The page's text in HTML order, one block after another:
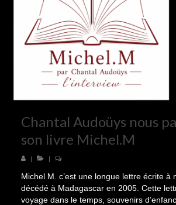
Chantal Audoüys nous
son livre Michel.M
| |
Michel M. c’est une longue lettre écrite à
décédé à Madagascar en 2005. Cette
voyage dans le temps, souvenirs